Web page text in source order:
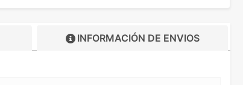
INFORMACIÓN DE ENVIOS